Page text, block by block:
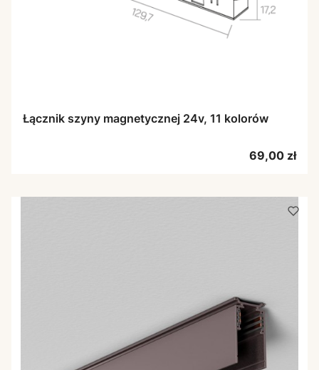
Łącznik szyny magnetycznej 24v, 11 kolorów
Cena
69,00 zł